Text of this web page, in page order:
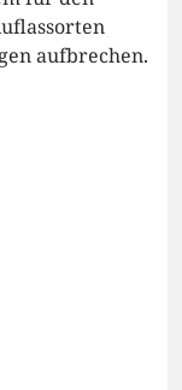
aufbrechen.